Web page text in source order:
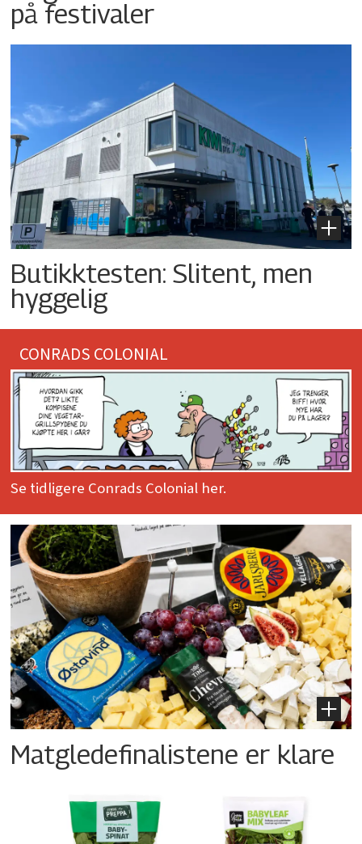
på festivaler
Butikktesten: Slitent, men
hyggelig
CONRADS COLONIAL
Se tidligere Conrads Colonial her.
Matgledefinalistene er klare